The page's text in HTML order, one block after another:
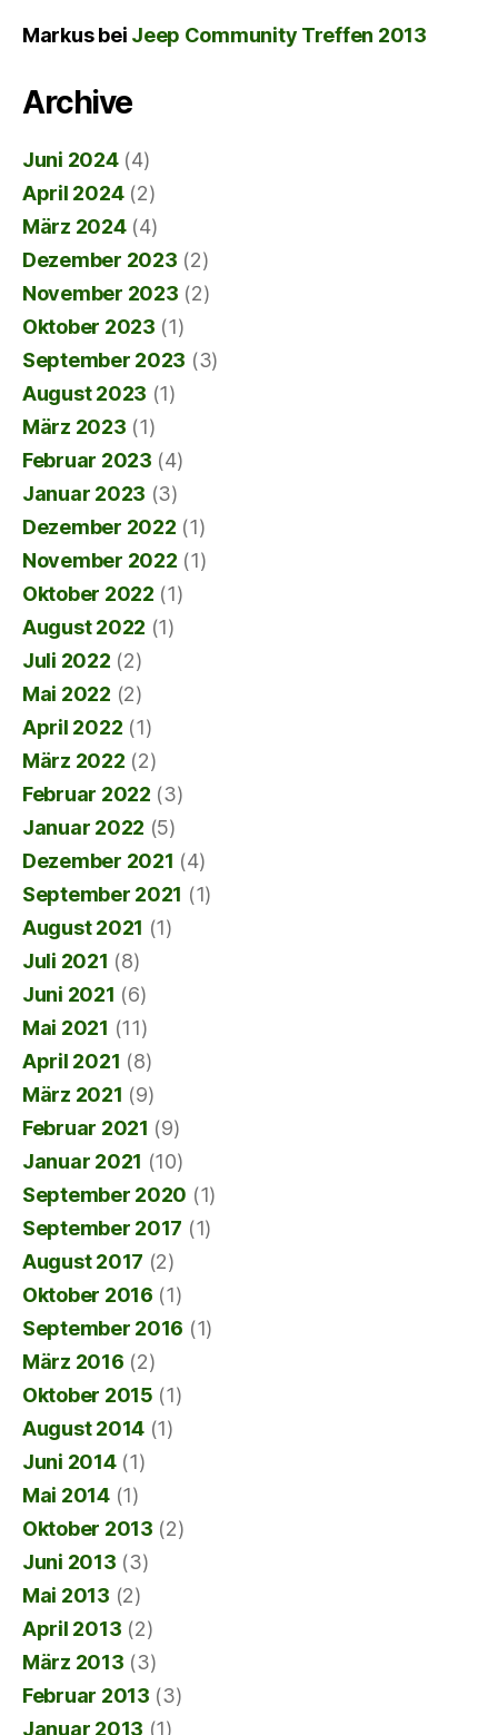
Markusbei Jeep Community Treffen 2013
Archive
Juni 2024(4)
April 2024(2)
März 2024(4)
Dezember 2023 (2)
November 2023 (2)
Oktober 2023 (1)
September 2023 (3)
August 2023 (1)
März 2023 (1)
Februar 2023 (4)
Januar 2023 (3)
Dezember 2022 (1)
November 2022 (1)
Oktober 2022 (1)
August 2022 (1)
Juli 2022 (2)
Mai 2022 (2)
April 2022 (1)
März 2022 (2)
Februar 2022 (3)
Januar 2022 (5)
Dezember 2021 (4)
September 2021 (1)
August 2021 (1)
Juli 2021 (8)
Juni 2021 (6)
Mai 2021 (11)
April 2021 (8)
März 2021 (9)
Februar 2021 (9)
Januar 2021 (10)
September 2020 (1)
September 2017 (1)
August 2017 (2)
Oktober 2016 (1)
September 2016 (1)
März 2016 (2)
Oktober 2015 (1)
August 2014 (1)
Juni 2014(1)
Mai 2014(1)
Oktober 2013 (2)
Juni 2013 (3)
Mai 2013 (2)
April 2013 (2)
März 2013 (3)
Februar 2013 (3)
Januar 2013 (1)